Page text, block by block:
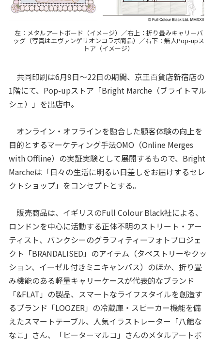
左：メタルアートボード（イメージ）／右上：折り畳みキャリーバ
ッグ（写真はエヴァンゲリオンコラボ商品）／右下：無人Pop-upス
トア（イメージ）
共同印刷は6月9日～22日の期間、京王百貨店新宿店の
1階にて、Pop-upストア「Bright Marche（ブライトマル
シェ）」を出店中。
オンライン・オフラインを融合した顧客体験の向上を
目的とするマーケティング手法OMO（Online Merges
with Offline）の実証実験として展開するもので、Bright
Marcheは「日々の生活に明るい日差しをお届けするセレ
クトショップ」をコンセプトとする。
販売商品は、イギリスのFull Colour Black社による、
ロンドンを中心に活動する正体不明のストリート・アー
ティスト、バンクシーのグラフィティーフォトプロジェ
クト「BRANDALISED」のアイテム（タペストリーやクッ
ション、イーゼル付きミニキャンバス）のほか、折り畳
み機能のある軽量キャリーケースが代表的なブランド
「&FLAT」の製品、スマートなライフスタイルを創造す
るブランド「LOOZER」の冷蔵庫・スピーカー機能を備
えたスマートテーブル、人気イラストレーター「八館な
なこ」さん、「ピーターマルコ」さんのメタルアートボ